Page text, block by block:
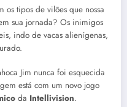
os tipos de vilões que nossa
sua jornada? Os inimigos
indo de vacas alienígenas,
Jim nunca foi esquecida
está com um novo jogo
da Intellivision.